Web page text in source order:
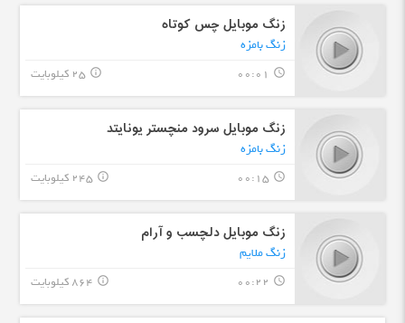
زنگ موبایل چس کوتاه
زنگ بامزه
query_builder
00:01 25 کیلوبایت info_outline
زنگ موبایل سرود منچستر یونایتد
زنگ بامزه
query_builder
00:15 245 کیلوبایت info_outline
زنگ موبایل دلچسب و آرام
زنگ ملایم
query_builder
00:22 864 کیلوبایت info_outline